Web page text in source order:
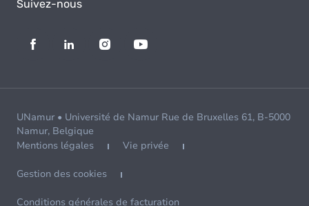
Suivez-nous
UNamur • Université de Namur Rue de Bruxelles 61, B-5000
Namur, Belgique
Mentions légales
Vie privée
Gestion des cookies
Conditions générales de facturation